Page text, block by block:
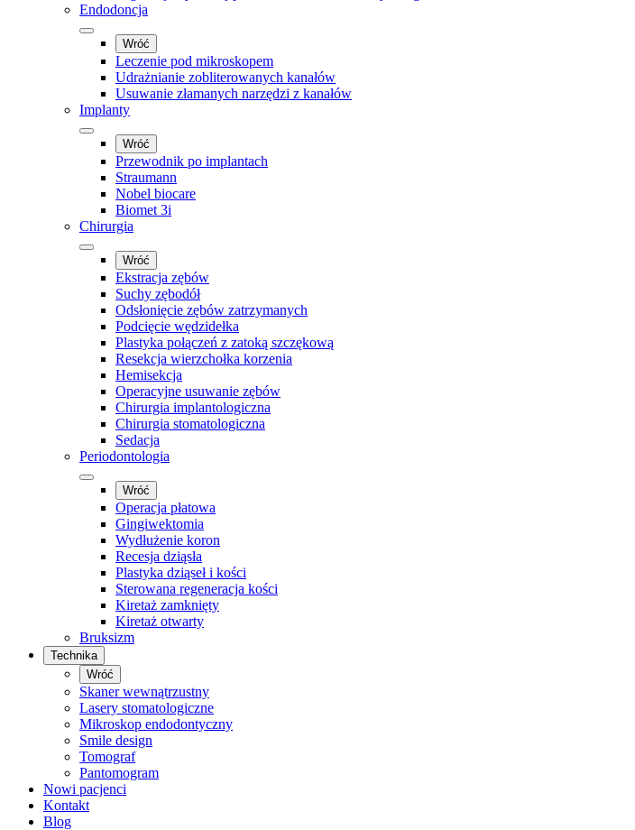
Endodoncja
Wróć
Leczenie pod mikroskopem
Udrażnianie zobliterowanych kanałów
Usuwanie złamanych narzędzi z kanałów
Implanty
Wróć
Przewodnik po implantach
Straumann
Nobel biocare
Biomet 3i
Chirurgia
Wróć
Ekstracja zębów
Suchy zębodół
Odsłonięcie zębów zatrzymanych
Podcięcie wędzidełka
Plastyka połączeń z zatoką szczękową
Resekcja wierzchołka korzenia
Hemisekcja
Operacyjne usuwanie zębów
Chirurgia implantologiczna
Chirurgia stomatologiczna
Sedacja
Periodontologia
Wróć
Operacja płatowa
Gingiwektomia
Wydłużenie koron
Recesja dziąsła
Plastyka dziąseł i kości
Sterowana regeneracja kości
Kiretaż zamknięty
Kiretaż otwarty
Bruksizm
Technika
Wróć
Skaner wewnątrzustny
Lasery stomatologiczne
Mikroskop endodontyczny
Smile design
Tomograf
Pantomogram
Nowi pacjenci
Kontakt
Blog